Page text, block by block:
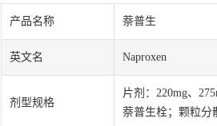
产品名称 萘普生
英文名 Naproxen
剂型规格
片剂：220mg、
萘普生栓；颗粒分